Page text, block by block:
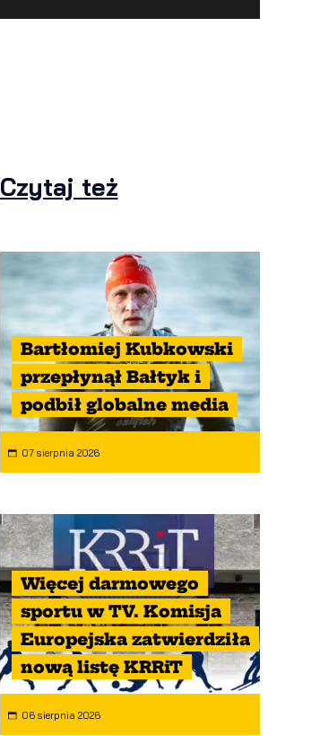
Czytaj też
Bartłomiej Kubkowski
przepłynął Bałtyk i
podbił globalne media
07 sierpnia 2026
Więcej darmowego
sportu w TV. Komisja
Europejska zatwierdziła
nową listę KRRiT
06 sierpnia 2026